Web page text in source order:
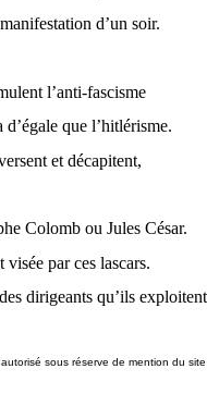
d’un soir.
l’anti-fascisme
que l’hitlérisme.
et décapitent,
Colomb ou Jules César.
par ces lascars.
dirigeants qu’ils
autorisé sous réserve de mention du site